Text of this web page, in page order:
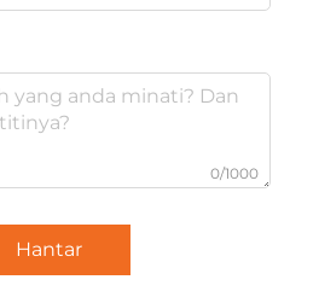
0/1000
Hantar